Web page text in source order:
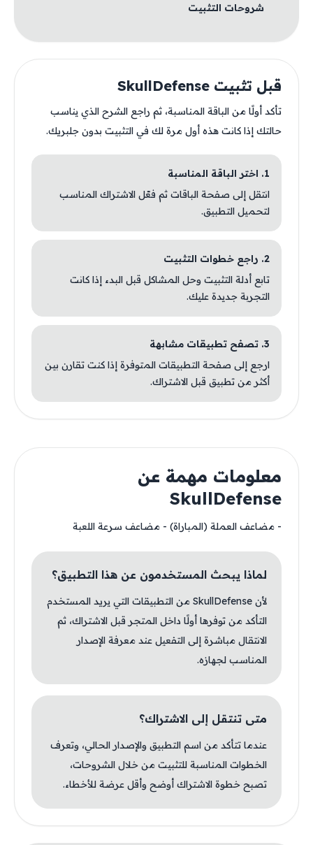
شروحات التثبيت
قبل تثبيت SkullDefense
تأكد أولًا من الباقة المناسبة، ثم راجع الشرح الذي يناسب
حالتك إذا كانت هذه أول مرة لك في التثبيت بدون جلبريك.
1. اختر الباقة المناسبة
انتقل إلى صفحة الباقات ثم فعّل الاشتراك المناسب
لتحميل التطبيق.
2. راجع خطوات التثبيت
تابع أدلة التثبيت وحل المشاكل قبل البدء إذا كانت
التجربة جديدة عليك.
3. تصفح تطبيقات مشابهة
ارجع إلى صفحة التطبيقات المتوفرة إذا كنت تقارن بين
أكثر من تطبيق قبل الاشتراك.
معلومات مهمة عن
SkullDefense
- مضاعف العملة (المباراة) - مضاعف سرعة اللعبة
لماذا يبحث المستخدمون عن هذا التطبيق؟
لأن SkullDefense من التطبيقات التي يريد المستخدم
التأكد من توفرها أولًا داخل المتجر قبل الاشتراك، ثم
الانتقال مباشرة إلى التفعيل عند معرفة الإصدار
المناسب لجهازه.
متى تنتقل إلى الاشتراك؟
عندما تتأكد من اسم التطبيق والإصدار الحالي، وتعرف
الخطوات المناسبة للتثبيت من خلال الشروحات،
تصبح خطوة الاشتراك أوضح وأقل عرضة للأخطاء.